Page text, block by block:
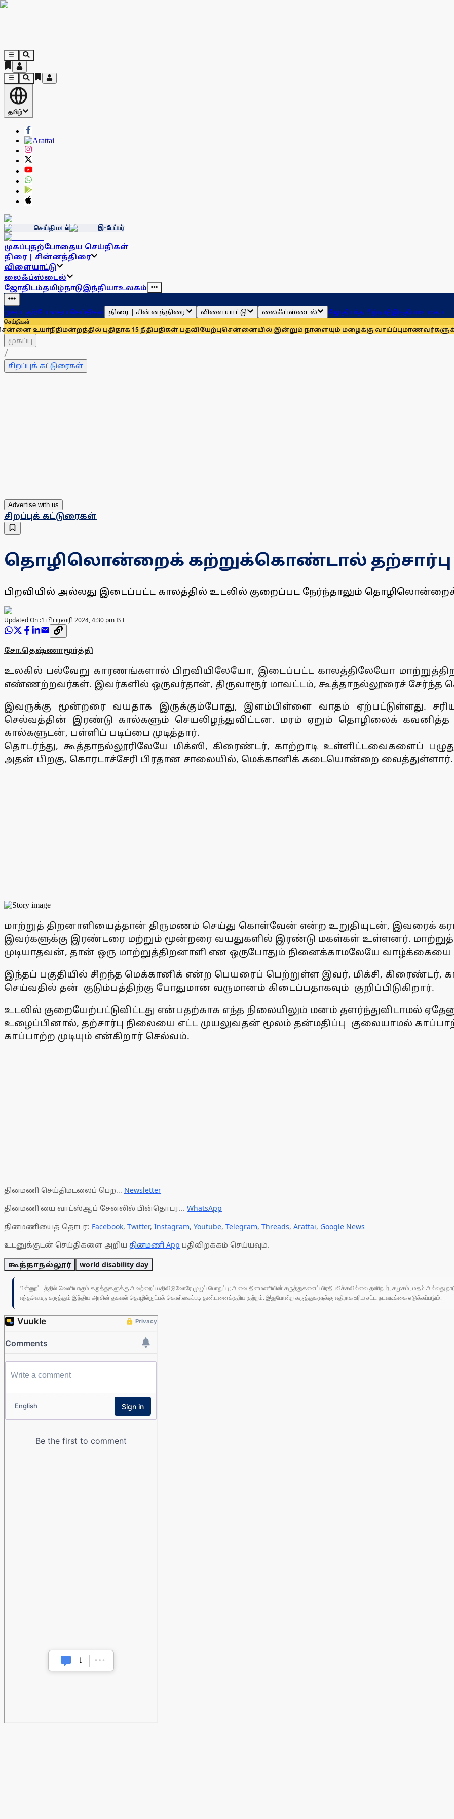
தமிழ்
செய்தி மடல் இ-பேப்பர்
முகப்புதற்போதைய செய்திகள்
திரை | சின்னத்திரை
விளையாட்டு
லைஃப்ஸ்டைல்
ஜோதிடம்தமிழ்நாடுஇந்தியாஉலகம்
முகப்புதற்போதைய செய்திகள் திரை | சின்னத்திரை விளையாட்டு லைஃப்ஸ்டைல் ஜோதிடம்தமிழ்நாடுஇந்தியாஉலகம்
செய்திகள்
புதிதாக 15 நீதிபதிகள் பதவியேற்புசென்னையில் இன்றும் நாளையும் மழைக்கு வாய்ப்புமாணவர்களுக்காக
முகப்பு
/
சிறப்புக் கட்டுரைகள்
Advertise with us
சிறப்புக் கட்டுரைகள்
தொழிலொன்றைக் கற்றுக்கொண்டால் தற்சார்பு
பிறவியில் அல்லது இடைப்பட்ட காலத்தில் உடலில் குறைப்பட நேர்ந்தாலும்
Updated On :1 பிப்ரவரி 2024, 4:30 pm IST
சோ.தெஷ்ணாமூா்த்தி
உலகில் பல்வேறு காரணங்களால் பிறவியிலேயோ, இடைப்பட்ட காலத்திலேயோ
எண்ணற்றவர்கள். இவர்களில் ஒருவர்தான், திருவாரூர் மாவட்டம், கூத்தாநல்லூரைச் சேர்ந்த
இவருக்கு மூன்றரை வயதாக இருக்கும்போது, இளம்பிள்ளை வாதம் ஏற்பட்டுள்ளது.
செல்வத்தின் இரண்டு கால்களும் செயலிழந்துவிட்டன. மரம் ஏறும் தொழிலைக்
கால்களுடன், பள்ளிப் படிப்பை முடித்தார்.
தொடர்ந்து, கூத்தாநல்லூரிலேயே மிக்ஸி, கிரைண்டர், காற்றாடி உள்ளிட்டவைகளைப்
அதன் பிறகு, கொரடாச்சேரி பிரதான சாலையில், மெக்கானிக் கடையொன்றை வைத்துள்ளார்.
மாற்றுத் திறனாளியைத்தான் திருமணம் செய்து கொள்வேன் என்ற உறுதியுடன், இவரைக்
இவர்களுக்கு இரண்டரை மற்றும் மூன்றரை வயதுகளில் இரண்டு மகள்கள் உள்ளனர்.
முடியாதவன், தான் ஒரு மாற்றுத்திறனாளி என ஒருபோதும் நினைக்காமலேயே வாழ்க்கையை
இந்தப் பகுதியில் சிறந்த மெக்கானிக் என்ற பெயரைப் பெற்றுள்ள இவர், மிக்சி, கிரைண்டர்,
செய்வதில் தன் குடும்பத்திற்கு போதுமான வருமானம் கிடைப்பதாகவும் குறிப்பிடுகிறார்.
உடலில் குறையேற்பட்டுவிட்டது என்பதற்காக எந்த நிலையிலும் மனம் தளர்ந்துவிடாமல்
உழைப்பினால், தற்சார்பு நிலையை எட்ட முயலுவதன் மூலம் தன்மதிப்பு குலையாமல்
காப்பாற்ற முடியும் என்கிறார் செல்வம்.
தினமணி செய்திமடலைப் பெற... Newsletter
தினமணி'யை வாட்ஸ்ஆப் சேனலில் பின்தொடர... WhatsApp
தினமணியைத் தொடர: Facebook, Twitter, Instagram, Youtube, Telegram, Threads, Arattai, Google News
உடனுக்குடன் செய்திகளை அறிய தினமணி App பதிவிறக்கம் செய்யவும்.
கூத்தாநல்லூர் world disability day
பின்னூட்டத்தில் வெளியாகும் கருத்துகளுக்கு அவற்றைப் பதிவிடுவோரே முழுப் பொறுப்பு; அவை தினமணியின் கருத்துகளைப் பிரதிபலிக்கவில்லை.தனிநபர், சமூகம், மதம் அல்லது
எந்தவொரு கருத்தும் இந்திய அரசின் தகவல் தொழில்நுட்பக் கொள்கைப்படி தண்டனைக்குரிய குற்றம். இதுபோன்ற கருத்துகளுக்கு எதிராக உரிய சட்ட நடவடிக்கை எடுக்கப்படும்.